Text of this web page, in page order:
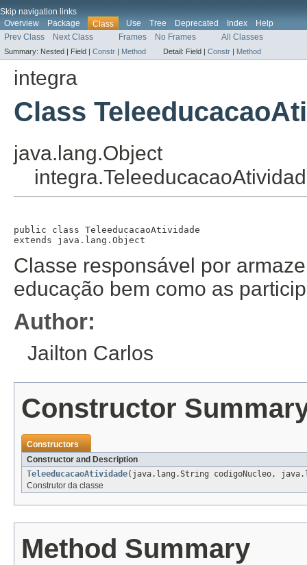
Skip navigation links
Overview
Package Class Use Tree Deprecated Index
Help
Prev Class
Next Class Frames No Frames All Classes
Summary: Nested | Field | Constr | Method Detail: Field | Constr | Method
integra
Class
java.lang.Object
public class TeleeducacaoAtividade
extends java.lang.Object
Classe responsável por
educação bem como as
Author:
Jailton Carlos
Constructor
Constructors
Constructor and Description
TeleeducacaoAtividade(java.lang.String codigoNucleo,
Construtor da classe
Method Summary